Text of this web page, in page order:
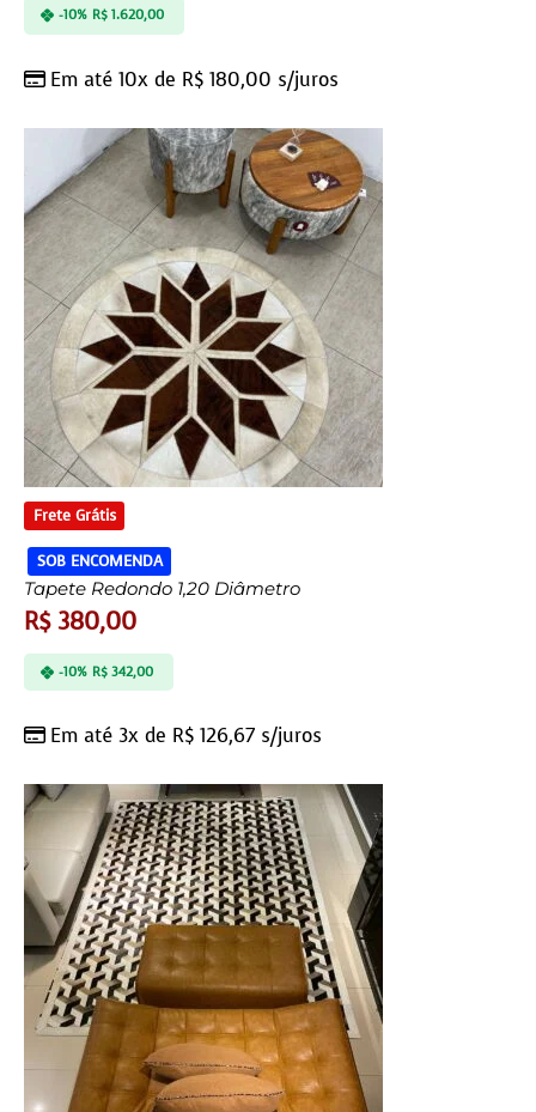
Em até 10x de R$ 180,00 s/juros
-10% R$1.620,00
Frete Grátis
SOB ENCOMENDA
Tapete Redondo 1,20 Diâmetro
R$380,00
Em até 3x de R$ 126,67 s/juros
-10% R$342,00